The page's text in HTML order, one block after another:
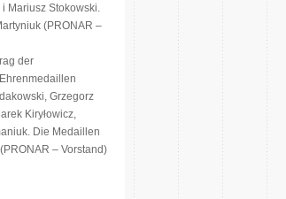
Mariusz Stokowski.
(PRONAR –
der
Grzegorz
Kiryłowicz,
Die Medaillen
– Vorstand)